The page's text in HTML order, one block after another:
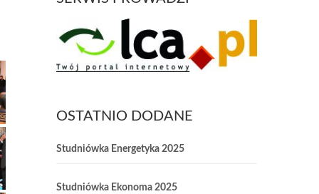
OSTATNIO DODANE
Studniówka Energetyka 2025
Studniówka Ekonoma 2025